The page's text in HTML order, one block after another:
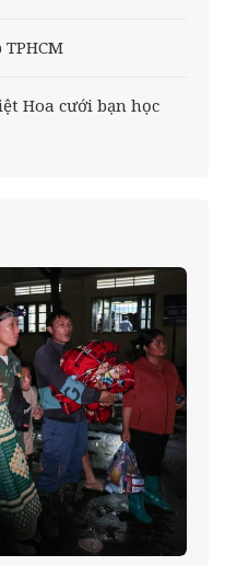
Hoa cưới bạn học